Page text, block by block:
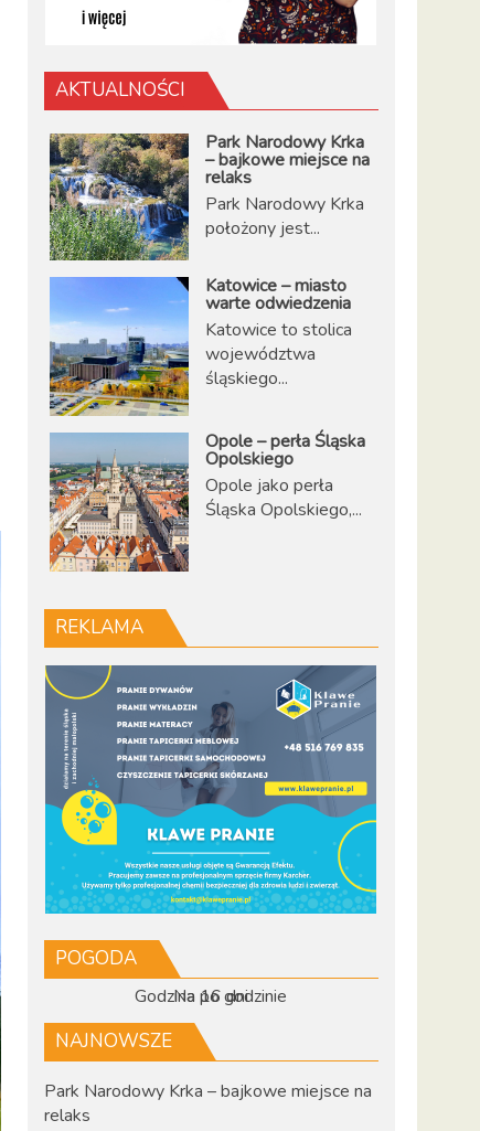
AKTUALNOŚCI
Park Narodowy Krka
– bajkowe miejsce na
relaks
Park Narodowy Krka
położony jest...
Katowice – miasto
warte odwiedzenia
Katowice to stolica
województwa
śląskiego...
Opole – perła Śląska
Opolskiego
Opole jako perła
Śląska Opolskiego,...
REKLAMA
POGODA
Godzina po godzinie
Na 16 dni
NAJNOWSZE
Park Narodowy Krka – bajkowe miejsce na
relaks